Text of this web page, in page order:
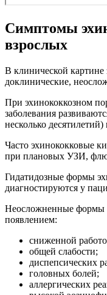
Симптомы
взрослых
В клинической картине
доклинические,
При эхинококкозном
заболевания
несколько
Часто эхинококковые
при плановых УЗИ,
Гидатидозные формы
диагностируются у
Неосложненные формы
появлением:
сниженной
общей слабости;
диспепсических
головных болей;
аллергических